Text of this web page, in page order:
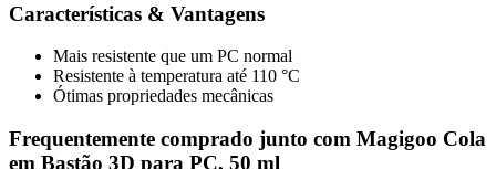
Características & Vantagens
Mais resistente que um PC normal
Resistente à temperatura até 110 °C
Ótimas propriedades mecânicas
Frequentemente comprado junto com Magigoo Cola
em Bastão 3D para PC, 50 ml